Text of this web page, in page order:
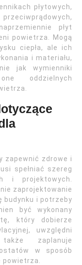
płytowych,
płyt
powietrza. Mogą
ciepła, ale ich
i materiału,
jak wymienniki
oddzielnych
zapewnić zdrowe i
spełniać szereg
i projektowych.
zaprojektowanie
budynku i potrzeby
być wykonany
który dobierze
uwzględni
zaplanuje
w sposób